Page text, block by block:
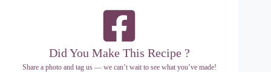
Did You Make This Recipe ?
Share a photo and tag us — we can’t wait to see what you’ve made!